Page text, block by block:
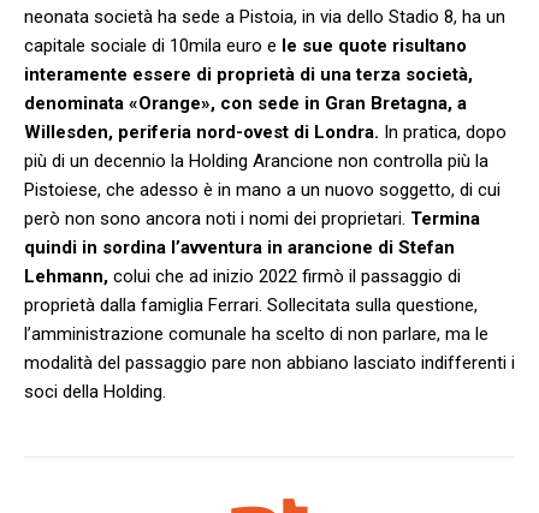
neonata società ha sede a Pistoia, in via dello Stadio 8, ha un
capitale sociale di 10mila euro e le sue quote risultano
interamente essere di proprietà di una terza società,
denominata «Orange», con sede in Gran Bretagna, a
Willesden, periferia nord-ovest di Londra. In pratica, dopo
più di un decennio la Holding Arancione non controlla più la
Pistoiese, che adesso è in mano a un nuovo soggetto, di cui
però non sono ancora noti i nomi dei proprietari. Termina
quindi in sordina l’avventura in arancione di Stefan
Lehmann, colui che ad inizio 2022 firmò il passaggio di
proprietà dalla famiglia Ferrari. Sollecitata sulla questione,
l’amministrazione comunale ha scelto di non parlare, ma le
modalità del passaggio pare non abbiano lasciato indifferenti i
soci della Holding.